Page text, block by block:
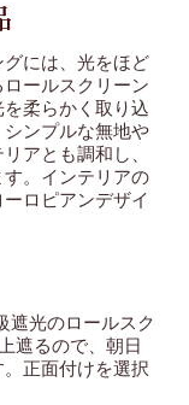
には、光をほど
ールスクリーン
柔らかく取り込
ンプルな無地や
アとも調和し、
。インテリアの
ロピアンデザイ
遮光のロールスク
遮るので、朝日
正面付けを選択